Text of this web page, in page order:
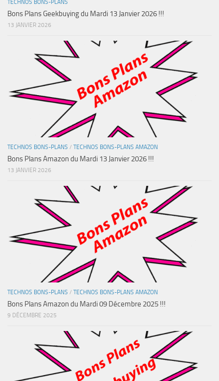
TECHNOS BONS-PLANS
Bons Plans Geekbuying du Mardi 13 Janvier 2026 !!!
13 JANVIER 2026
TECHNOS BONS-PLANS / TECHNOS BONS-PLANS AMAZON
Bons Plans Amazon du Mardi 13 Janvier 2026 !!!
13 JANVIER 2026
TECHNOS BONS-PLANS / TECHNOS BONS-PLANS AMAZON
Bons Plans Amazon du Mardi 09 Décembre 2025 !!!
9 DÉCEMBRE 2025